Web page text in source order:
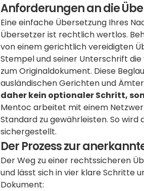
Anforderungen an die
Eine einfache Übersetzung Ihres
Übersetzer ist rechtlich wertlos.
von einem gerichtlich vereidigten
Stempel und seiner Unterschrift
zum Originaldokument. Diese
ausländischen Gerichten und
daher kein optionaler Schritt,
Mentoc arbeitet mit einem
Standard zu gewährleisten. So
sichergestellt.
Der Prozess zur
Der Weg zu einer rechtssicheren
und lässt sich in vier klare Schritte
Dokument: